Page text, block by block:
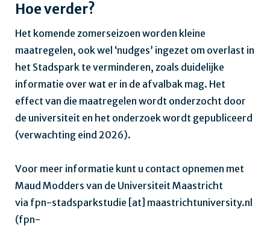
Hoe verder?
Het komende zomerseizoen worden kleine
maatregelen, ook wel ‘nudges’ ingezet om overlast in
het Stadspark te verminderen, zoals duidelijke
informatie over wat er in de afvalbak mag. Het
effect van die maatregelen wordt onderzocht door
de universiteit en het onderzoek wordt gepubliceerd
(verwachting eind 2026).
Voor meer informatie kunt u contact opnemen met
Maud Modders van de Universiteit Maastricht
via fpn-stadsparkstudie [at] maastrichtuniversity.nl
(fpn-